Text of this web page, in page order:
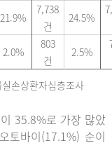
21.9%
7,738
건
24.5%
2.0%
803
건
2.5%
손상환자심층조사
35.8%로 가장 많았
토바이(17.1%) 순이